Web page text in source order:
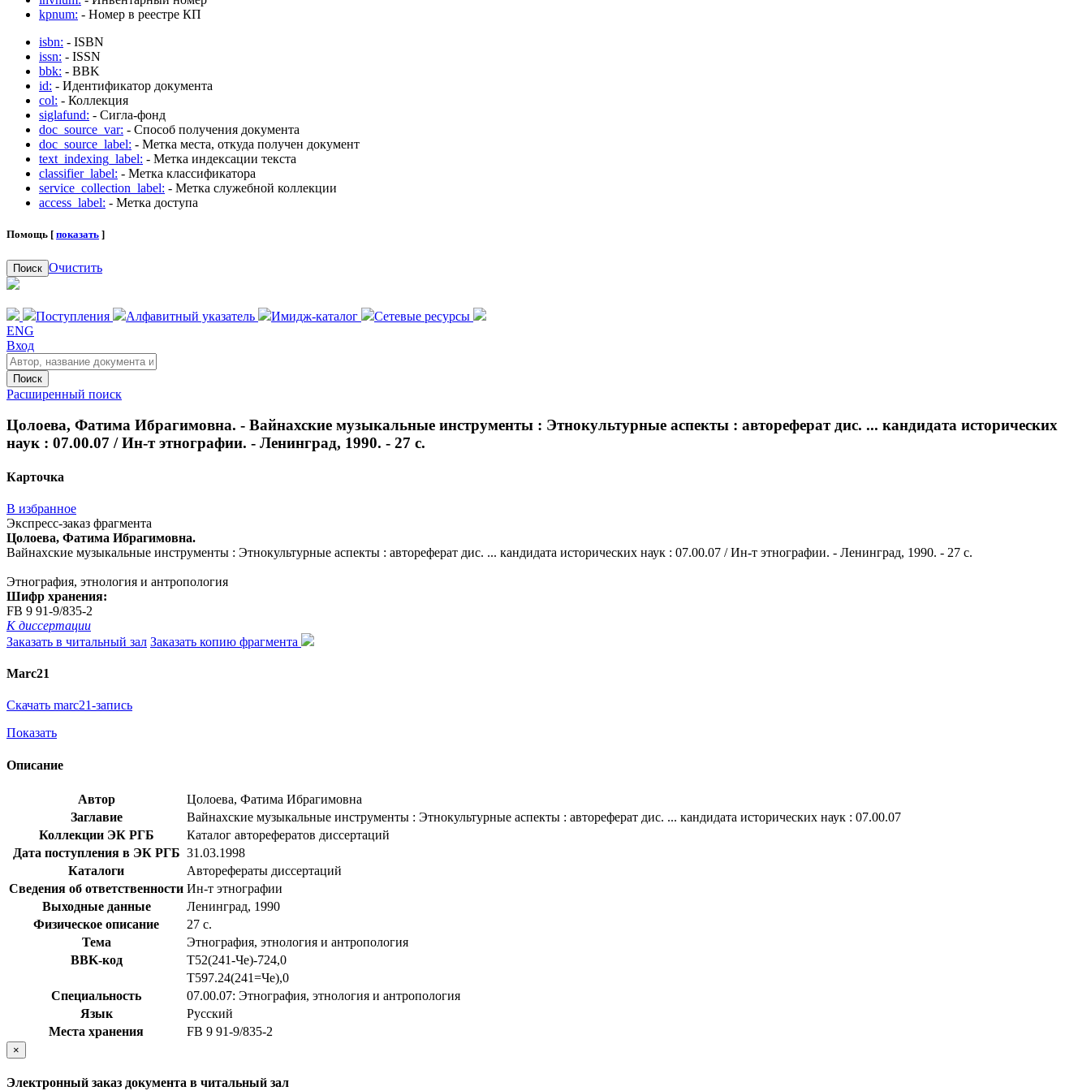
kpnum: - Номер в реестре КП
isbn: - ISBN
issn: - ISSN
bbk: - BBK
id: - Идентификатор документа
col: - Коллекция
siglafund: - Сигла-фонд
doc_source_var: - Способ получения документа
doc_source_label: - Метка места, откуда получен документ
text_indexing_label: - Метка индексации текста
classifier_label: - Метка классификатора
service_collection_label: - Метка служебной коллекции
access_label: - Метка доступа
Помощь [ показать ]
Поиск Очистить
Поступления Алфавитный указатель Имидж-каталог
Сетевые ресурсы
ENG
Вход
Поиск
Расширенный поиск
Цолоева, Фатима Ибрагимовна. - Вайнахские музыкальные инструменты : Этнокультурные аспекты : автореферат дис. ... кандидата исторических
наук : 07.00.07 / Ин-т этнографии. - Ленинград, 1990. - 27 с.
Карточка
В избранное
Экспресс-заказ фрагмента
Цолоева, Фатима Ибрагимовна.
Вайнахские музыкальные инструменты : Этнокультурные аспекты : автореферат дис. ... кандидата исторических наук : 07.00.07 / Ин-т этнографии. - Ленинград, 1990. - 27 с.
Этнография, этнология и антропология
Шифр хранения:
FB 9 91-9/835-2
К диссертации
Заказать в читальный зал Заказать копию фрагмента
Marc21
Скачать marc21-запись
Показать
Описание
Автор
Цолоева, Фатима Ибрагимовна
Заглавие
Вайнахские музыкальные инструменты : Этнокультурные аспекты : автореферат дис. ... кандидата исторических наук : 07.00.07
Коллекции ЭК РГБ
Каталог авторефератов диссертаций
Дата поступления в ЭК РГБ 31.03.1998
Каталоги
Авторефераты диссертаций
Сведения об ответственности Ин-т этнографии
Выходные данные
Ленинград, 1990
Физическое описание
27 с.
Тема
Этнография, этнология и антропология
BBK-код
Т52(241-Че)-724,0
Т597.24(241=Че),0
Специальность
07.00.07: Этнография, этнология и антропология
Язык
Русский
Места хранения
FB 9 91-9/835-2
×
Электронный заказ документа в читальный зал